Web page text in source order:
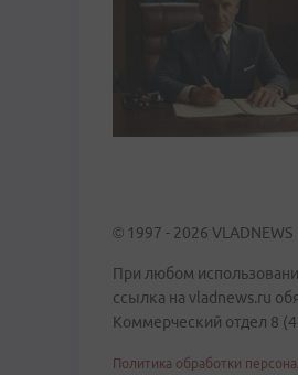
© 1997 - 2026 VLADNEWS
При любом
ссылка на vladnews.ru
Коммерческий отдел 8
Политика обработки